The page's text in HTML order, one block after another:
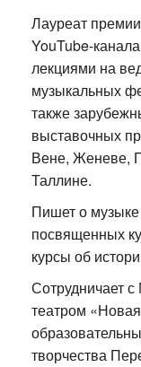
Лауреат
YouTube-
лекциями на
музыкальных
также
выставочных
Вене, Женеве,
Таллине.
Пишет о
посвященных
курсы об
Сотрудничает
театром
творчества